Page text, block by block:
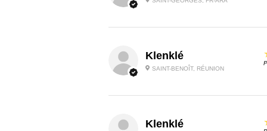
Klenklé
SAINT-BENOÎT, RÉUNION
Klenklé